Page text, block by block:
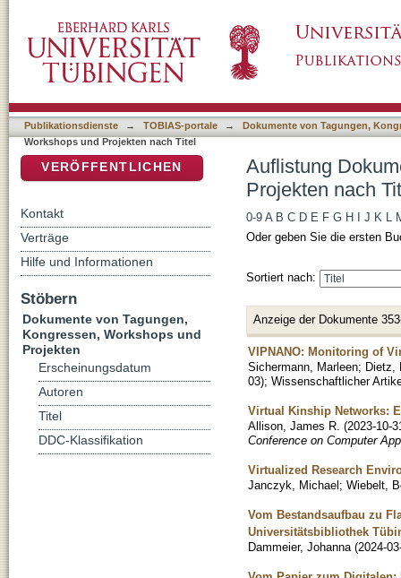
Publikationsdienste → TOBIAS-portale →
Dokumente von Tagungen,
Workshops und Projekten nach Titel
Auflistung
Projekten nach
0-9 A B C D E F G H J K L
Oder geben Sie die ersten
Sortiert nach:
Anzeige der Dokumente
VIPNANO: Monitoring of
Sichermann, Marleen; Dietz,
03); Wissenschaftlicher
Virtual Kinship Networks:
Allison, James R. (2023-10-
Conference on Computer
Virtualized Research
Janczyk, Michael; Wiebelt,
Vom Bestandsaufbau zu
Universitätsbibliothek
Dammeier, Johanna (2024-
VERÖFFENTLICHEN
Kontakt
Verträge
Hilfe und Informationen
Stöbern
Dokumente von Tagungen,
Kongressen, Workshops und
Projekten
Erscheinungsdatum
Autoren
Titel
DDC-Klassifikation